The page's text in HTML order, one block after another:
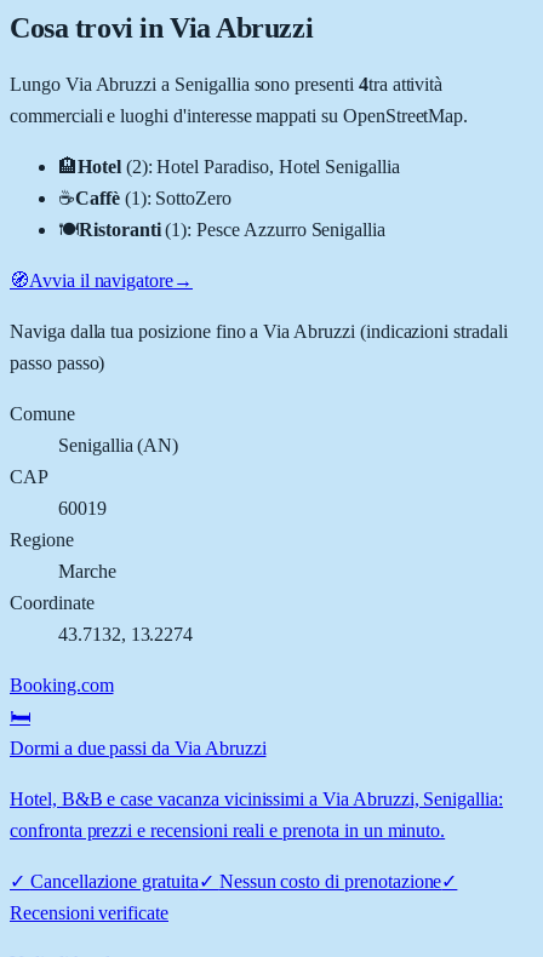
Cosa trovi in Via Abruzzi
Lungo Via Abruzzi a Senigallia sono presenti 4tra attività
commerciali e luoghi d'interesse mappati su OpenStreetMap.
🏨Hotel (2):Hotel Paradiso, Hotel Senigallia
☕Caffè (1): SottoZero
🍽️Ristoranti (1):Pesce Azzurro Senigallia
🧭Avvia il navigatore→
Naviga dalla tua posizione fino aVia Abruzzi (indicazioni stradali
passo passo)
Comune
Senigallia (AN)
CAP
60019
Regione
Marche
Coordinate
43.7132, 13.2274
Booking.com
🛏️
Dormi a due passi da Via Abruzzi
Hotel, B&B e case vacanza vicinissimi a Via Abruzzi, Senigallia:
confronta prezzi e recensioni reali e prenota in un minuto.
✓ Cancellazione gratuita✓ Nessun costo di prenotazione✓
Recensioni verificate